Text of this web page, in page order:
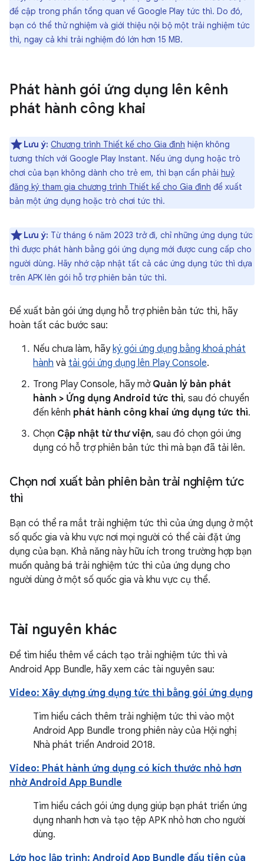
đề cập trong phần tổng quan về Google Play tức thì. Do đó,
bạn có thể thử nghiệm và giới thiệu nội bộ một trải nghiệm tức
thì, ngay cả khi trải nghiệm đó lớn hơn 15 MB.
Phát hành gói ứng dụng lên kênh
phát hành công khai
Lưu ý: Chương trình Thiết kế cho Gia đình hiện không
tương thích với Google Play Instant. Nếu ứng dụng hoặc trò
chơi của bạn không dành cho trẻ em, thì bạn cần phải huỷ
đăng ký tham gia chương trình Thiết kế cho Gia đình để xuất
bản một ứng dụng hoặc trò chơi tức thì.
Lưu ý: Từ tháng 6 năm 2023 trở đi, chỉ những ứng dụng tức
thì được phát hành bằng gói ứng dụng mới được cung cấp cho
người dùng. Hãy nhớ cập nhật tất cả các ứng dụng tức thì dựa
trên APK lên gói hỗ trợ phiên bản tức thì.
Để xuất bản gói ứng dụng hỗ trợ phiên bản tức thì, hãy
hoàn tất các bước sau:
Nếu chưa làm, hãyký gói ứng dụng bằng khoá phát
hành và tải gói ứng dụng lên Play Console.
Trong Play Console, hãy mở Quản lý bản phát
hành > Ứng dụng Android tức thì, sau đó chuyển
đến kênh phát hành công khai ứng dụng tức thì.
Chọn Cập nhật từ thư viện, sau đó chọn gói ứng
dụng có hỗ trợ phiên bản tức thì mà bạn đã tải lên.
Chọn nơi xuất bản phiên bản trải nghiệm tức
thì
Bạn có thể ra mắt trải nghiệm tức thì của ứng dụng ở một
số quốc gia và khu vực nơi mọi người có thể cài đặt ứng
dụng của bạn. Khả năng này hữu ích trong trường hợp bạn
muốn quảng bá trải nghiệm tức thì của ứng dụng cho
người dùng ở một số quốc gia và khu vực cụ thể.
Tài nguyên khác
Để tìm hiểu thêm về cách tạo trải nghiệm tức thì và
Android App Bundle, hãy xem các tài nguyên sau:
Video: Xây dựng ứng dụng tức thì bằng gói ứng dụng
Tìm hiểu cách thêm trải nghiệm tức thì vào một
Android App Bundle trong phiên này của Hội nghị
Nhà phát triển Android 2018.
Video: Phát hành ứng dụng có kích thước nhỏ hơn
nhờ Android App Bundle
Tìm hiểu cách gói ứng dụng giúp bạn phát triển ứng
dụng nhanh hơn và tạo tệp APK nhỏ hơn cho người
dùng.
Lớp học lập trình: Android App Bundle đầu tiên của